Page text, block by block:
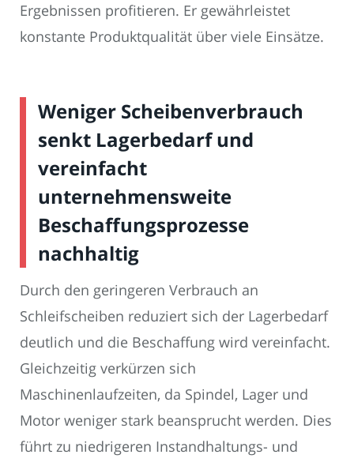
Ergebnissen profitieren. Er gewährleistet
konstante Produktqualität über viele Einsätze.
Weniger Scheibenverbrauch
senkt Lagerbedarf und
vereinfacht
unternehmensweite
Beschaffungsprozesse
nachhaltig
Durch den geringeren Verbrauch an
Schleifscheiben reduziert sich der Lagerbedarf
deutlich und die Beschaffung wird vereinfacht.
Gleichzeitig verkürzen sich
Maschinenlaufzeiten, da Spindel, Lager und
Motor weniger stark beansprucht werden. Dies
führt zu niedrigeren Instandhaltungs- und